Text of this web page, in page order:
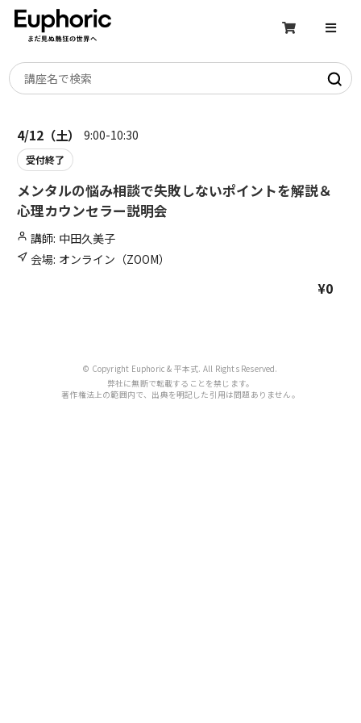
Skip
content
4/12（土） 9:00-10:30
受付終了
メンタルの悩み相談で失敗しないポイントを解説＆
心理カウンセラー説明会
講師: 中田久美子
会場: オンライン（ZOOM）
¥0
© Copyright Euphoric & 平本式. All Rights Reserved.
弊社に無断で転載することを禁じます。
著作権法上の範囲内で、出典を明記した引用は問題ありません。